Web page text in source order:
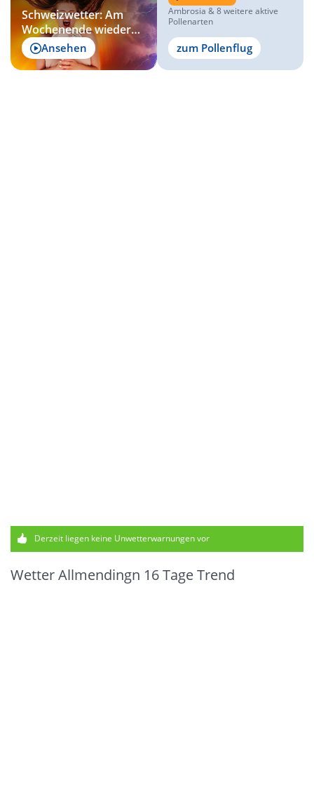
Schweizwetter: Am
Wochenende wieder
verbreitet heiß und
schwül
Ansehen
Ambrosia & 8 weitere aktive
Pollenarten
zum Pollenflug
Derzeit liegen keine Unwetterwarnungen vor
Wetter Allmendingn 16 Tage Trend